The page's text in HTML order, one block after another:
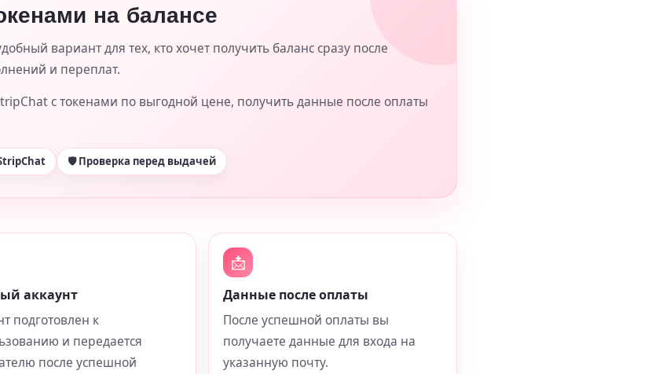
на балансе
вариант для тех, кто хочет получить баланс сразу после
и переплат.
с токенами по выгодной цене, получить данные после оплаты
🛡 Проверка перед выдачей
аккаунт
подготовлен к
и передается
после успешной
📩
Данные после оплаты
После успешной оплаты вы
получаете данные для входа на
указанную почту.